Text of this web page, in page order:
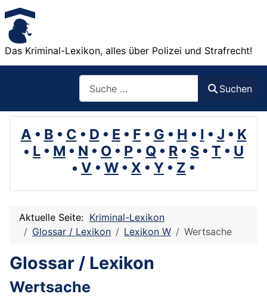
Das Kriminal-Lexikon, alles über Polizei und Strafrecht!
Suchen
A • B • C • D • E • F • G • H • I • J • K
• L • M • N • O • P • Q • R • S • T • U
• V • W • X • Y • Z •
Aktuelle Seite: Kriminal-Lexikon
Glossar / Lexikon
Lexikon W Wertsache
Glossar / Lexikon
Wertsache